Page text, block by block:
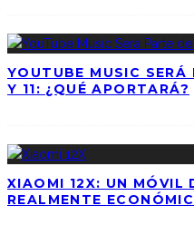
YOUTUBE MUSIC
Y 11: ¿QUÉ APORTARÁ?
XIAOMI 12X: UN MÓVIL
REALMENTE